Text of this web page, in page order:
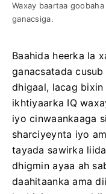
Waxay baartaa
ganacsiga.
Baahida heerka la
ganacsatada
dhigaal, lacag
ikhtiyaarka IQ
iyo cinwaankaaga
sharciyeynta iyo
tayada sawirka
dhigmin ayaa ah
daahitaanka ama